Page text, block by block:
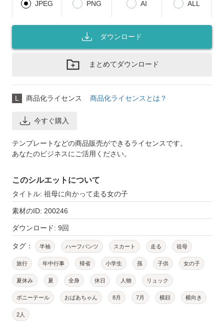
JPEG PNG AI ALL
ダウンロード
まとめてダウンロード
L 商品化ライセンス 商品化ライセンスとは？
今すぐ購入
テンプレートなどの商品販売ができるライセンスです。
あなたのビジネスにご活用ください。
このシルエットについて
タイトル: 祖母に向かって走る女の子
素材のID: 200246
ダウンロード: 9回
タグ： 半袖 ハーフパンツ スカート 走る 祖母
旅行 年中行事 帰省 小学生 孫 子供 女の子
夏休み 夏 全身 休日 人物 リュック
ポニーテール おばあちゃん 8月 7月 横顔 横向き
2人